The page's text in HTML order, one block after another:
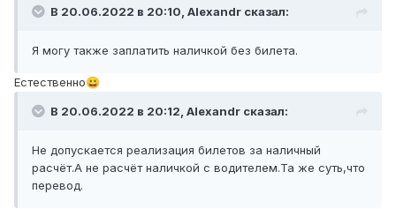
В 20.06.2022 в 20:10, Alexandr сказал:
Я могу также заплатить наличкой без билета.
Естественно😀
В 20.06.2022 в 20:12, Alexandr сказал:
Не допускается реализация билетов за наличный
расчёт.А не расчёт наличкой с водителем.Та же суть,что
перевод.